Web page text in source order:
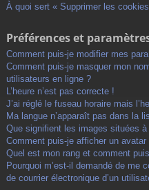
À quoi sert « Supprimer les
Préférences et
Comment puis-je modifier mes
Comment puis-je masquer mon
utilisateurs en ligne ?
L’heure n’est pas correcte !
J’ai réglé le fuseau horaire mais
Ma langue n’apparaît pas dans la
Que signifient les images situées
Comment puis-je afficher un avatar
Quel est mon rang et comment
Pourquoi m’est-il demandé de me
de courrier électronique d’un